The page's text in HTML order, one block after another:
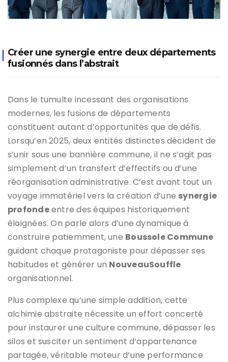
Créer une synergie entre deux départements
fusionnés dans l’abstrait
Dans le tumulte incessant des organisations
modernes, les fusions de départements
constituent autant d’opportunités que de défis.
Lorsqu’en 2025, deux entités distinctes décident de
s’unir sous une bannière commune, il ne s’agit pas
simplement d’un transfert d’effectifs ou d’une
réorganisation administrative. C’est avant tout un
voyage immatériel vers la création d’une synergie
profondeentre des équipes historiquement
éloignées. On parle alors d’une dynamique à
construire patiemment, une Boussole Commune
guidant chaque protagoniste pour dépasser ses
habitudes et générer un NouveauSouffle
organisationnel.
Plus complexe qu’une simple addition, cette
alchimie abstraite nécessite un effort concerté
pour instaurer une culture commune, dépasser les
silos et susciter un sentiment d’appartenance
partagée, véritable moteur d’une performance